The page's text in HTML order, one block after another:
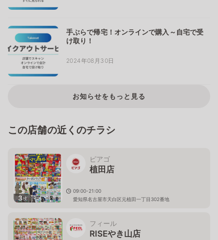
手ぶらで帰宅！オンラインで購入～自宅で受
け取り！
2024年08月30日
お知らせをもっと見る
この店舗の近くのチラシ
3枚
ピアゴ
植田店
09:00-21:00
愛知県名古屋市天白区元植田一丁目302番地
フィール
RISEやき山店